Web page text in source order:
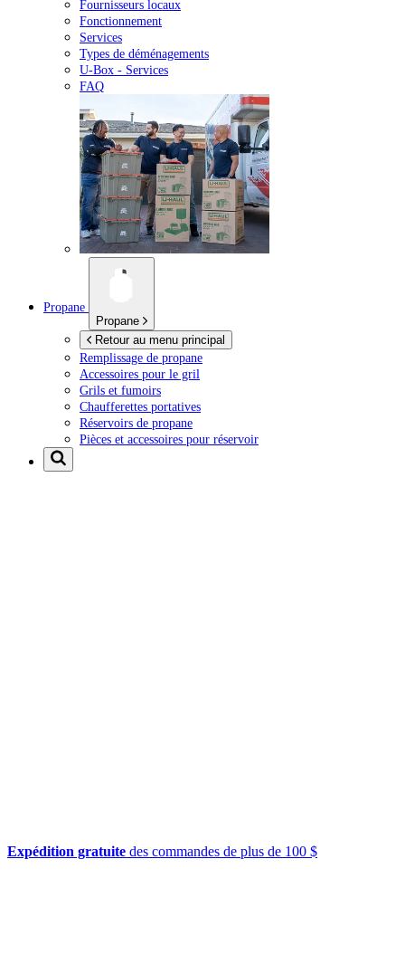
Fournisseurs locaux
Fonctionnement
Services
Types de déménagements
U-Box - Services
FAQ
Propane
Propane
Retour au menu principal
Remplissage de propane
Accessoires pour le gril
Grils et fumoirs
Chaufferettes portatives
Réservoirs de propane
Pièces et accessoires pour réservoir
Expédition gratuite des commandes de plus de 100 $